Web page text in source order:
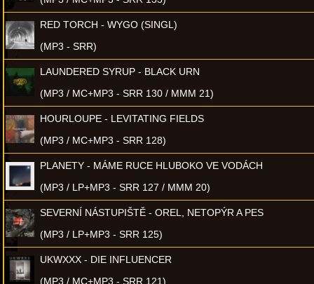
RED TORCH - WYGO (SINGL)
(MP3 - SRR)
LAUNDERED SYRUP - BLACK URN
(MP3 / MC+MP3 - SRR 130 / MMM 21)
HOURLOUPE - LEVITATING FIELDS
(MP3 / MC+MP3 - SRR 128)
PLANETY - MÁME RUCE HLUBOKO VE VODÁCH
(MP3 / LP+MP3 - SRR 127 / MMM 20)
SEVERNÍ NÁSTUPIŠTĚ - OREL, NETOPÝR A PES
(MP3 / LP+MP3 - SRR 125)
UKWXXX - DIE INFLUENCER
(MP3 / MC+MP3 - SRR 121)